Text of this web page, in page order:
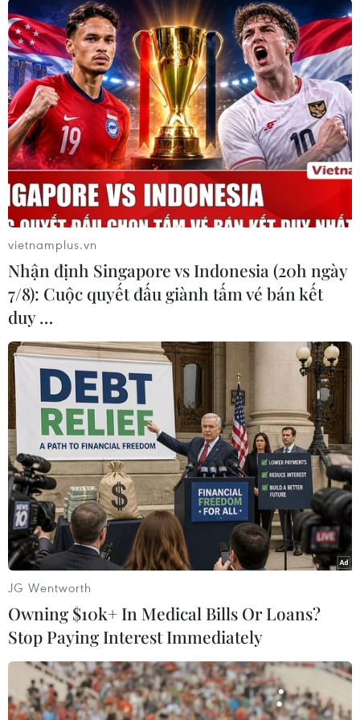
không có nguy cơ bị đánh bom và nhà ga được
phép hoạt động trở lại. Nhà ga trung tâm
Cologne phục vụ khoảng 280.000 lượt hành
khách/ngày./.
(TTXVN/Vietnam+)
#Máy điện thoại #Đức-Mỹ
#Đâm xe tải ở Đức
#Điện đầm
#Thủ tướng Đức
#Angela Merkel
#Tổng thống Mỹ
#Barack Obama Đức Mỹ
Theo dõi VietnamPlus
TIN LIÊN QUAN
vietnamplus.vn
Nhận định Singapore vs Indonesia (20h ngày
7/8): Cuộc quyết đấu giành tấm vé bán kết
duy …
JG Wentworth
Owning $10k+ In Medical Bills Or Loans?
Stop Paying Interest Immediately